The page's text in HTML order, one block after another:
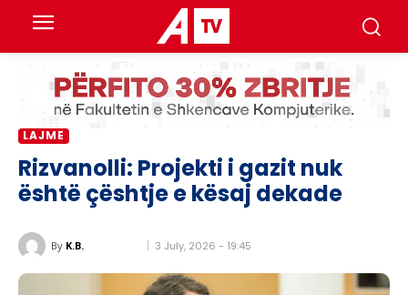
LAJME
Rizvanolli: Projekti i gazit nuk
është çështje e kësaj dekade
By K.B. 3 July, 2026 - 19:45